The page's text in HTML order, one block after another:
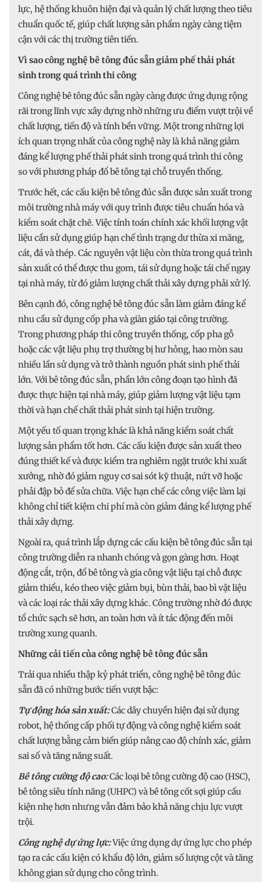
lực, hệ thống khuôn hiện đại và quản lý chất lượng theo tiêu
chuẩn quốc tế, giúp chất lượng sản phẩm ngày càng tiệm
cận với các thị trường tiên tiến.
Vì sao công nghệ bê tông đúc sẵn giảm phế thải phát
sinh trong quá trình thi công
Công nghệ bê tông đúc sẵn ngày càng được ứng dụng rộng
rãi trong lĩnh vực xây dựng nhờ những ưu điểm vượt trội về
chất lượng, tiến độ và tính bền vững. Một trong những lợi
ích quan trọng nhất của công nghệ này là khả năng giảm
đáng kể lượng phế thải phát sinh trong quá trình thi công
so với phương pháp đổ bê tông tại chỗ truyền thống.
Trước hết, các cấu kiện bê tông đúc sẵn được sản xuất trong
môi trường nhà máy với quy trình được tiêu chuẩn hóa và
kiểm soát chặt chẽ. Việc tính toán chính xác khối lượng vật
liệu cần sử dụng giúp hạn chế tình trạng dư thừa xi măng,
cát, đá và thép. Các nguyên vật liệu còn thừa trong quá trình
sản xuất có thể được thu gom, tái sử dụng hoặc tái chế ngay
tại nhà máy, từ đó giảm lượng chất thải xây dựng phải xử lý.
Bên cạnh đó, công nghệ bê tông đúc sẵn làm giảm đáng kể
nhu cầu sử dụng cốp pha và giàn giáo tại công trường.
Trong phương pháp thi công truyền thống, cốp pha gỗ
hoặc các vật liệu phụ trợ thường bị hư hỏng, hao mòn sau
nhiều lần sử dụng và trở thành nguồn phát sinh phế thải
lớn. Với bê tông đúc sẵn, phần lớn công đoạn tạo hình đã
được thực hiện tại nhà máy, giúp giảm lượng vật liệu tạm
thời và hạn chế chất thải phát sinh tại hiện trường.
Một yếu tố quan trọng khác là khả năng kiểm soát chất
lượng sản phẩm tốt hơn. Các cấu kiện được sản xuất theo
đúng thiết kế và được kiểm tra nghiêm ngặt trước khi xuất
xưởng, nhờ đó giảm nguy cơ sai sót kỹ thuật, nứt vỡ hoặc
phải đập bỏ để sửa chữa. Việc hạn chế các công việc làm lại
không chỉ tiết kiệm chi phí mà còn giảm đáng kể lượng phế
thải xây dựng.
Ngoài ra, quá trình lắp dựng các cấu kiện bê tông đúc sẵn tại
công trường diễn ra nhanh chóng và gọn gàng hơn. Hoạt
động cắt, trộn, đổ bê tông và gia công vật liệu tại chỗ được
giảm thiểu, kéo theo việc giảm bụi, bùn thải, bao bì vật liệu
và các loại rác thải xây dựng khác. Công trường nhờ đó được
tổ chức sạch sẽ hơn, an toàn hơn và ít tác động đến môi
trường xung quanh.
Những cải tiến của công nghệ bê tông đúc sẵn
Trải qua nhiều thập kỷ phát triển, công nghệ bê tông đúc
sẵn đã có những bước tiến vượt bậc:
Tự động hóa sản xuất:Các dây chuyền hiện đại sử dụng
robot, hệ thống cấp phối tự động và công nghệ kiểm soát
chất lượng bằng cảm biến giúp nâng cao độ chính xác, giảm
sai số và tăng năng suất.
Bê tông cường độ cao:Các loại bê tông cường độ cao (HSC),
bê tông siêu tính năng (UHPC) và bê tông cốt sợi giúp cấu
kiện nhẹ hơn nhưng vẫn đảm bảo khả năng chịu lực vượt
trội.
Công nghệ dự ứng lực:Việc ứng dụng dự ứng lực cho phép
tạo ra các cấu kiện có khẩu độ lớn, giảm số lượng cột và tăng
không gian sử dụng cho công trình.